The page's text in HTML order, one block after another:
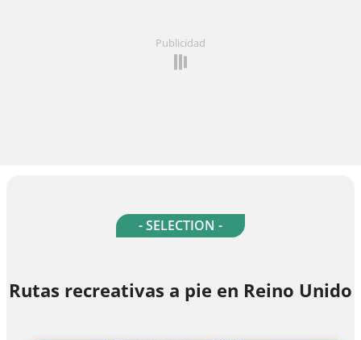
Publicidad
- SELECTION -
Rutas recreativas a pie en Reino Unido